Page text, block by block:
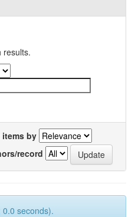
results.
items by
record
seconds).